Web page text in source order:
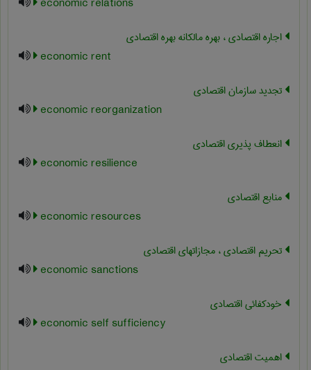
اجاره اقتصادی ، بهره مالکانه بهره اقتصادی
economic rent
تجدید سازمان اقتصادی
economic reorganization
انعطاف پذیری اقتصادی
economic resilience
منابع اقتصادی
economic resources
تحریم اقتصادی ، مجازاتهای اقتصادی
economic sanctions
خودکفائی اقتصادی
economic self sufficiency
اهمیت اقتصادی